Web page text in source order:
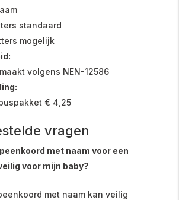
standaard
mogelijk
volgens NEN-12586
€ 4,25
vragen
met naam voor een
voor mijn baby?
met naam kan veilig